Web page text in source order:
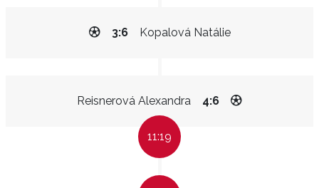
Kopalová Natálie
3:6
Reisnerová Alexandra 4:6
11:19